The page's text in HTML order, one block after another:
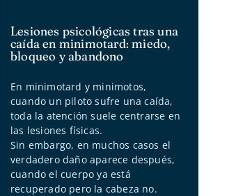
Lesiones psicológicas tras una
caída en minimotard: miedo,
bloqueo y abandono
En minimotard y minimotos,
cuando un piloto sufre una caída,
toda la atención suele centrarse en
las lesiones físicas.
Sin embargo, en muchos casos el
verdadero daño aparece después,
cuando el cuerpo ya está
recuperado pero la cabeza no.